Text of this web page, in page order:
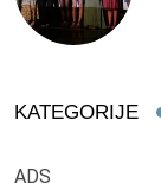
KATEGORIJE
ADS